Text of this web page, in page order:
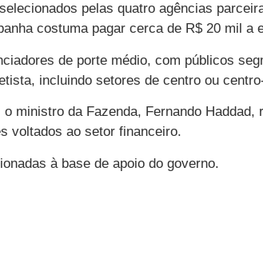
pelas quatro agências
costuma pagar cerca de R$ 20 mil a
de porte médio, com públicos
incluindo setores de centro ou
ministro da Fazenda, Fernando Haddad,
voltados ao setor financeiro.
à base de apoio do governo.